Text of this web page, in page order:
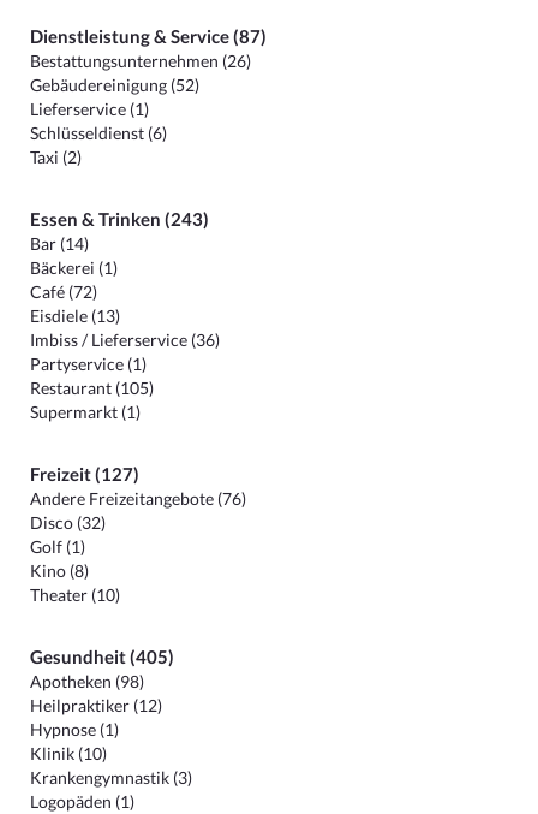
Dienstleistung & Service (87)
Bestattungsunternehmen (26)
Gebäudereinigung (52)
Lieferservice (1)
Schlüsseldienst (6)
Taxi (2)
Essen & Trinken (243)
Bar (14)
Bäckerei (1)
Café (72)
Eisdiele (13)
Imbiss / Lieferservice (36)
Partyservice (1)
Restaurant (105)
Supermarkt (1)
Freizeit (127)
Andere Freizeitangebote (76)
Disco (32)
Golf (1)
Kino (8)
Theater (10)
Gesundheit (405)
Apotheken (98)
Heilpraktiker (12)
Hypnose (1)
Klinik (10)
Krankengymnastik (3)
Logopäden (1)